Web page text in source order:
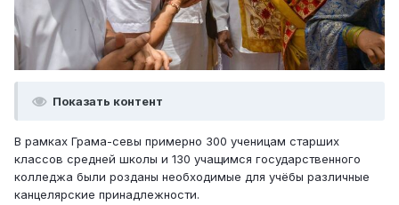
Показать контент
В рамках Грама-севы примерно 300 ученицам старших
классов средней школы и 130 учащимся государственного
колледжа были розданы необходимые для учёбы различные
канцелярские принадлежности.